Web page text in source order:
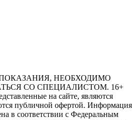
НЕОБХОДИМО
СО СПЕЦИАЛИСТОМ. 16+
на сайте, являются
публичной офертой. Информация
в соответствии с Федеральным